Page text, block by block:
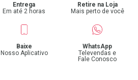
Entrega
Em até 2 horas
Retire na Loja
Mais perto de você
Baixe
Nosso Aplicativo
WhatsApp
Televendas e
Fale Conosco